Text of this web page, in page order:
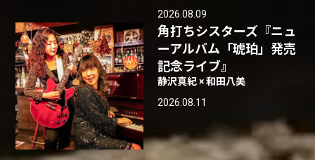
2026.08.09
角打ちシスターズ『ニュ
ーアルバム「琥珀」発売
記念ライブ』
静沢真紀 × 和田八美
2026.08.11